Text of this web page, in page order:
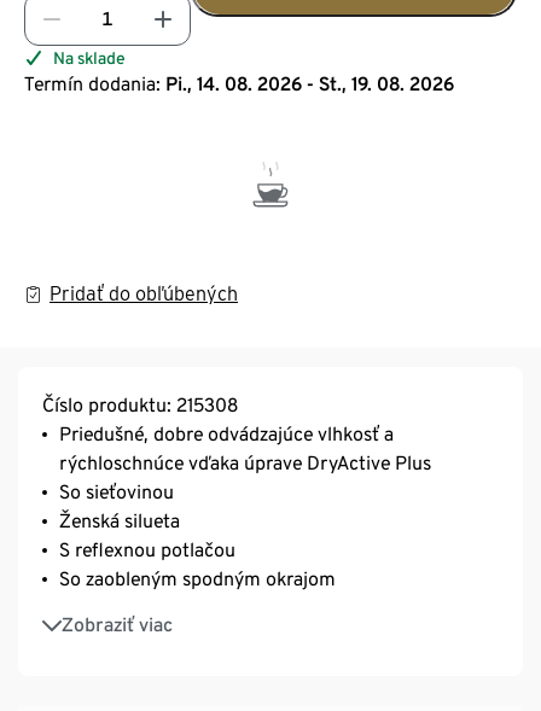
Na sklade
Termín dodania: Pi., 14. 08. 2026 - St., 19. 08. 2026
Pridať do obľúbených
Číslo produktu: 215308
Priedušné, dobre odvádzajúce vlhkosť a
rýchloschnúce vďaka úprave DryActive Plus
So sieťovinou
Ženská silueta
S reflexnou potlačou
So zaobleným spodným okrajom
Zobraziť viac
Z recyklovaného materiálu